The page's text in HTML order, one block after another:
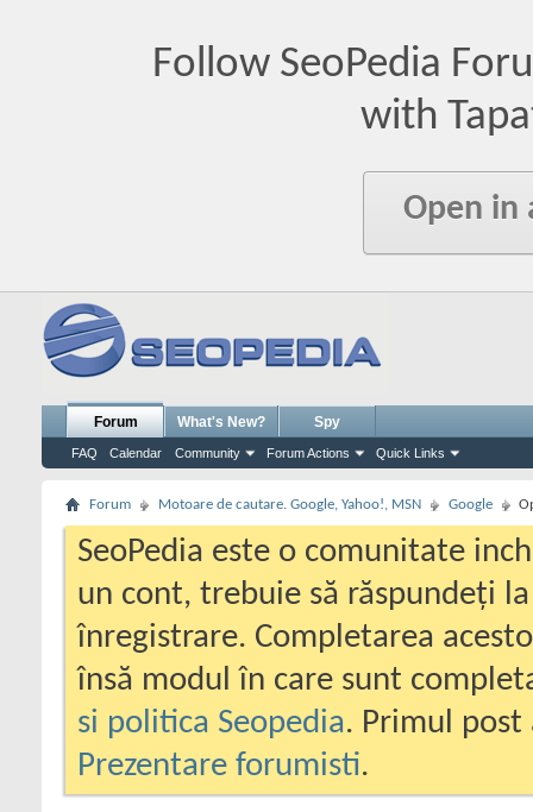
Follow SeoPedia
with
Open in
Forum
FAQ Calendar Community Forum Actions Quick Links
What's New? Spy
Forum Motoare de cautare. Google, Yahoo!, MSN Google
SeoPedia este o comunitate
un cont, trebuie să răspundeți
înregistrare. Completarea
însă modul în care sunt
si politica Seopedia. Primul
Prezentare forumisti.